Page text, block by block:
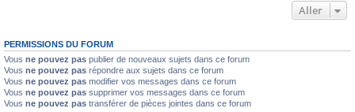
Aller
PERMISSIONS DU FORUM
Vous ne pouvez pas publier de nouveaux sujets dans ce forum
Vous ne pouvez pas répondre aux sujets dans ce forum
Vous ne pouvez pas modifier vos messages dans ce forum
Vous ne pouvez pas supprimer vos messages dans ce forum
Vous ne pouvez pas transférer de pièces jointes dans ce forum